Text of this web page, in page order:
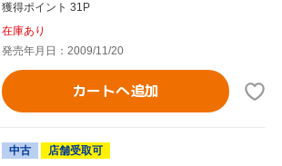
獲得ポイント 31P
在庫あり
発売年月日：2009/11/20
カートへ追加
中古
店舗受取可